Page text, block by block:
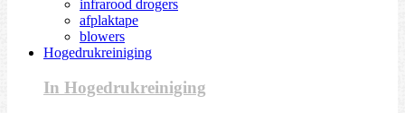
infrarood drogers
afplaktape
blowers
Hogedrukreiniging
In Hogedrukreiniging